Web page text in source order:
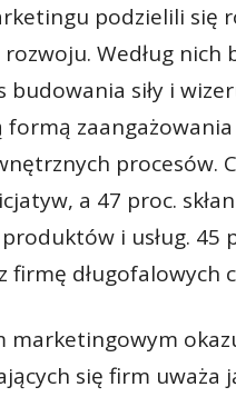
podzielili się
Według nich
budowania siły i
procesów.
a 47 proc.
i usług. 45
firmę długofalowych
się firm uważa